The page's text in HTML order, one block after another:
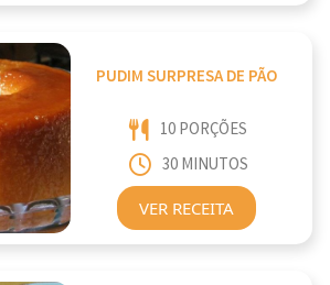
PUDIM SURPRESA DE PÃO
10 PORÇÕES
30 MINUTOS
VER RECEITA